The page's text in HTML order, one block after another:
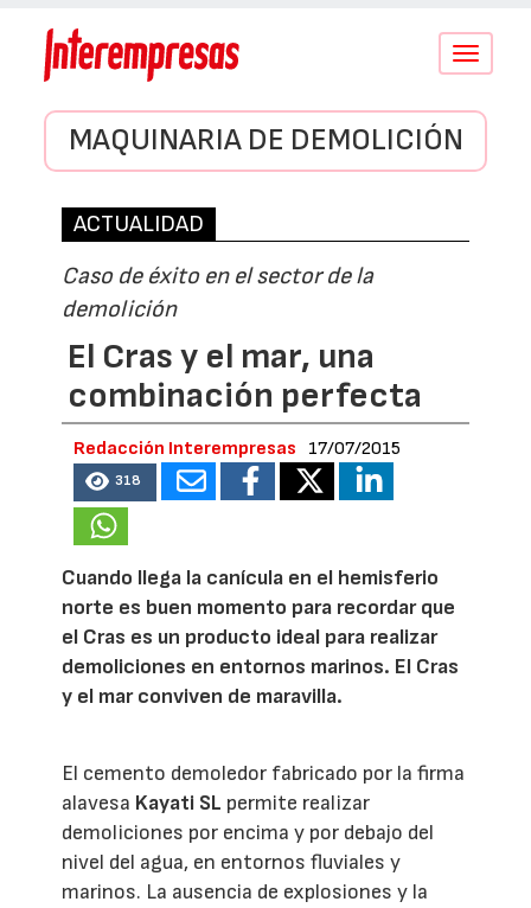
Conmutar
MAQUINARIA DE DEMOLICIÓN
ACTUALIDAD
Caso de éxito en el sector de la
demolición
El Cras y el mar, una
combinación perfecta
Redacción Interempresas 17/07/2015
318
Cuando llega la canícula en el hemisferio
norte es buen momento para recordar que
el Cras es un producto ideal para realizar
demoliciones en entornos marinos. El Cras
y el mar conviven de maravilla.
El cemento demoledor fabricado por la firma
alavesa Kayati SL permite realizar
demoliciones por encima y por debajo del
nivel del agua, en entornos fluviales y
marinos. La ausencia de explosiones y la